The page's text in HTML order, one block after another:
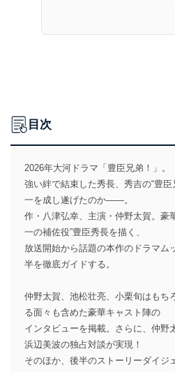
目次
2026年大河ドラマ「豊臣兄弟！」。
強い絆で結束した秀長、秀吉の“豊
一を成し遂げたのか――。
作・八津弘幸、主演・仲野太賀。豪
一の補佐役”豊臣秀長を描く、
放送開始から話題の本作のドラマム
半を徹底ガイドする。
仲野太賀、池松壮亮、小栗旬はもち
る面々も含めた豪華キャスト陣の
インタビューを掲載。さらに、仲野
浜辺美波の独占対談が実現！
そのほか、後半のストーリーダイジ